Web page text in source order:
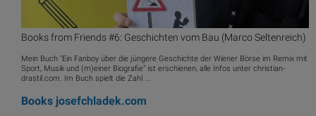
Books from Friends #6: Geschichten vom Bau (Marco Seltenreich)
Mein Buch "Ein Fanboy über die jüngere Geschichte der Wiener Börse im Remix mit
Sport, Musik und (m)einer Biografie" ist erschienen, alle Infos unter christian-
drastil.com. Im Buch spielt die Zahl ...
Books josefchladek.com